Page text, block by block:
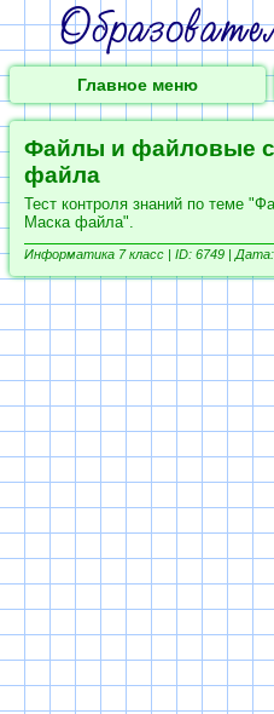
Главное меню
Файлы и файловые
файла
Тест контроля знаний по теме
Маска файла".
Информатика 7 класс | ID: 6749 |